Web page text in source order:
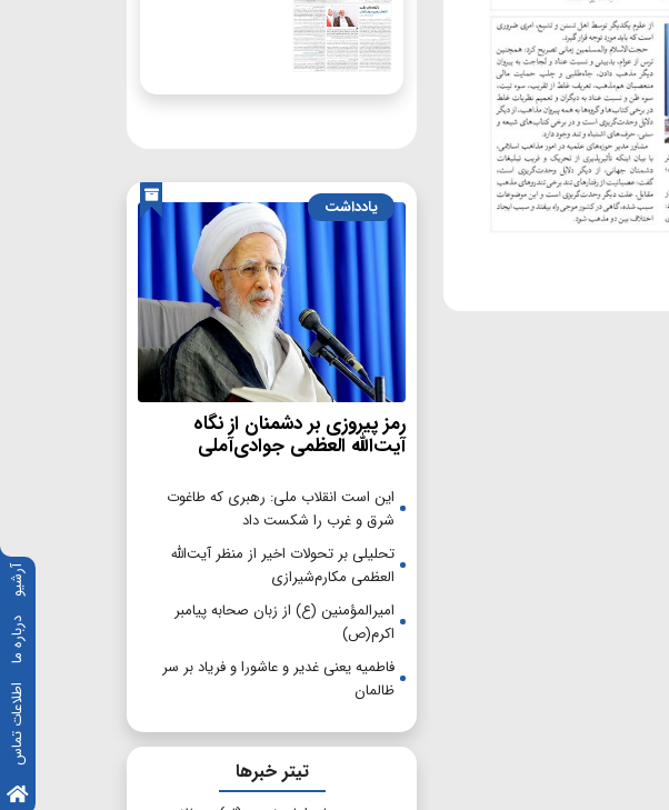
آرشیو
درباره ما
اطلاعات تماس
یادداشت
رمز پیروزی بر دشمنان از نگاه
آیت‌الله العظمی جوادی‌آملی
این است انقلاب ملی: رهبری که طاغوت
شرق و غرب را شکست داد
تحلیلی بر تحولات اخیر از منظر آیت‌الله
العظمی مکارم‌شیرازی
امیرالمؤمنین (ع) از زبان صحابه پیامبر
اکرم(ص)
فاطمیه یعنی غدیر و عاشورا و فریاد بر سر
ظالمان
تیتر خبرها